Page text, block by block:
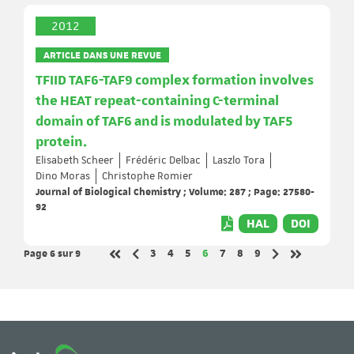
2012
ARTICLE DANS UNE REVUE
TFIID TAF6-TAF9 complex formation involves
the HEAT repeat-containing C-terminal
domain of TAF6 and is modulated by TAF5
protein.
Elisabeth Scheer Frédéric Delbac
Laszlo Tora
Dino Moras
Christophe Romier
Journal of Biological Chemistry ; Volume: 287 ; Page: 27580-
92
HAL DOI
Page 6sur 9
Page
3 Page
4 Page
5 Page
6 Page
7 Page
8 Page
9